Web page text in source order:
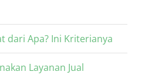
dari Apa? Ini Kriterianya
Layanan Jual